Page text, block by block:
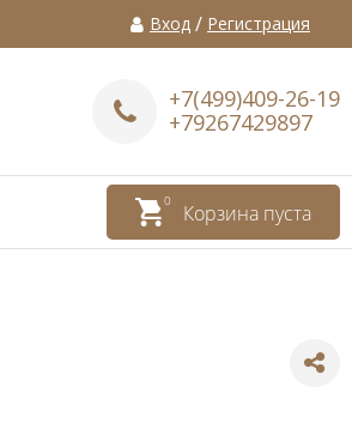
Вход / Регистрация
+7(499)409-26-19
+79267429897
Корзина пуста
0